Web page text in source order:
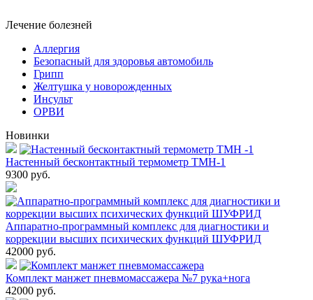
Лечение болезней
Аллергия
Безопасный для здоровья автомобиль
Грипп
Желтушка у новорожденных
Инсульт
ОРВИ
Новинки
Настенный бесконтактный термометр ТМН-1
9300 руб.
Аппаратно-программный комплекс для диагностики и
коррекции высших психических функций ШУФРИД
42000 руб.
Комплект манжет пневмомассажера №7 рука+нога
42000 руб.